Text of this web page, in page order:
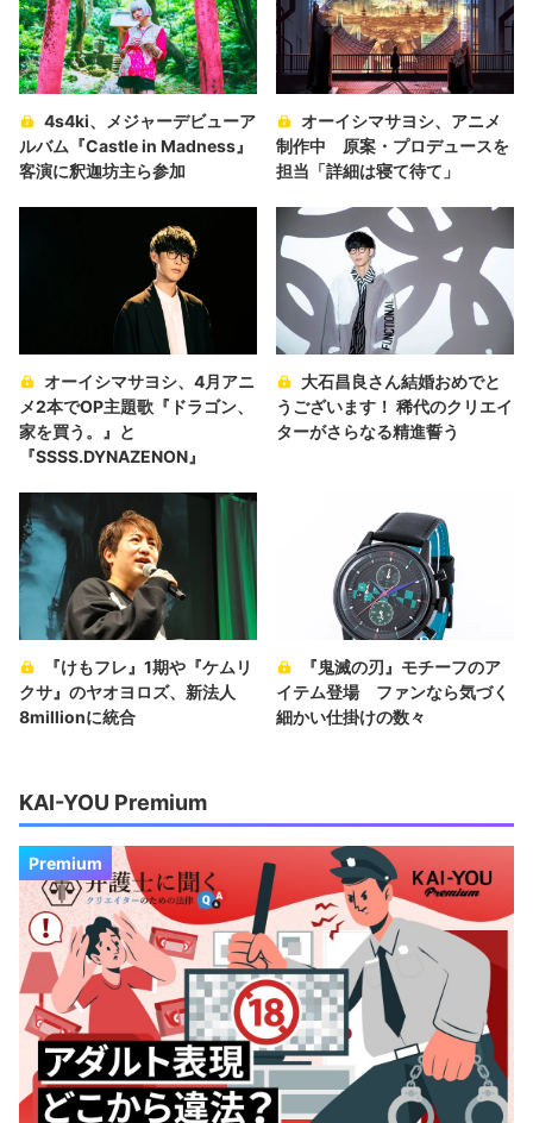
4s4ki、メジャーデビューア
ルバム『Castle in Madness』
客演に釈迦坊主ら参加
オーイシマサヨシ、アニメ
制作中 原案・プロデュースを
担当「詳細は寝て待て」
オーイシマサヨシ、4月アニ
メ2本でOP主題歌『ドラゴン、
家を買う。』と
『SSSS.DYNAZENON』
大石昌良さん結婚おめでと
うございます！ 稀代のクリエイ
ターがさらなる精進誓う
『けもフレ』1期や『ケムリ
クサ』のヤオヨロズ、新法人
8millionに統合
『鬼滅の刃』モチーフのア
イテム登場 ファンなら気づく
細かい仕掛けの数々
KAI-YOU Premium
Premium